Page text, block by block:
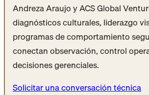
Andreza Araujo y ACS Global
diagnósticos culturales, liderazgo
programas de comportamiento
conectan observación, control
decisiones gerenciales.
Solicitar una conversación técnica